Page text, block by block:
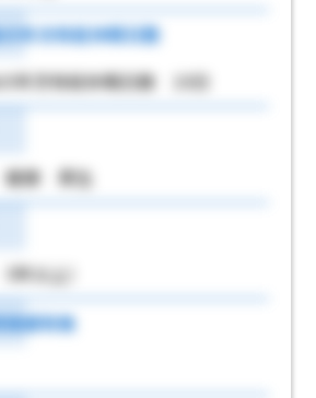
年次有給休暇日数
年次有給休暇日数 10日
康 厚生
以上）
実績有無